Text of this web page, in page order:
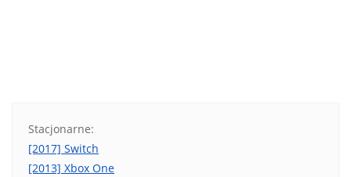
Stacjonarne:
[2017] Switch
[2013] Xbox One